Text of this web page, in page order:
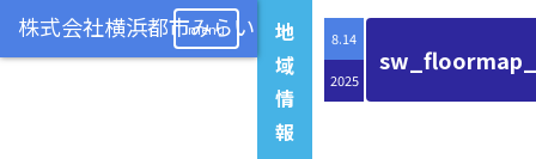
menu
地
域
情
報
8.14
2025